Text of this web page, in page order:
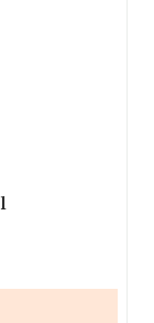
al 2024. Se
(de todas
al 2024.